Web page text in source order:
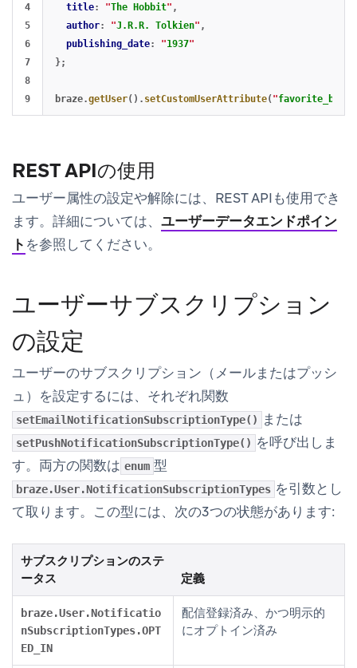
4
5
6
7
8
title: "The Hobbit" ,
author: "J.R.R. Tolkien" ,
publishing_date: "1937"
};
braze.getUser(). setCustomUserAttribute("favorite_book
REST APIの使用
ユーザー属性の設定や解除には、REST APIも使用でき
ます。詳細については、 ユーザーデータエンドポイン
ト を参照してください。
ユーザーサブスクリプション
の設定
ユーザーのサブスクリプション（メールまたはプッシ
ュ）を設定するには、それぞれ関数
setEmailNotificationSubscriptionType() または
setPushNotificationSubscriptionType() を呼び出しま
す。両方の関数は enum 型
braze.User.NotificationSubscriptionTypes を引数とし
て取ります。この型には、次の3つの状態があります:
サブスクリプションのステ
ータス
定義
braze.User.Notificatio
nSubscriptionTypes.OPT
ED_IN
配信登録済み、かつ明示的
にオプトイン済み